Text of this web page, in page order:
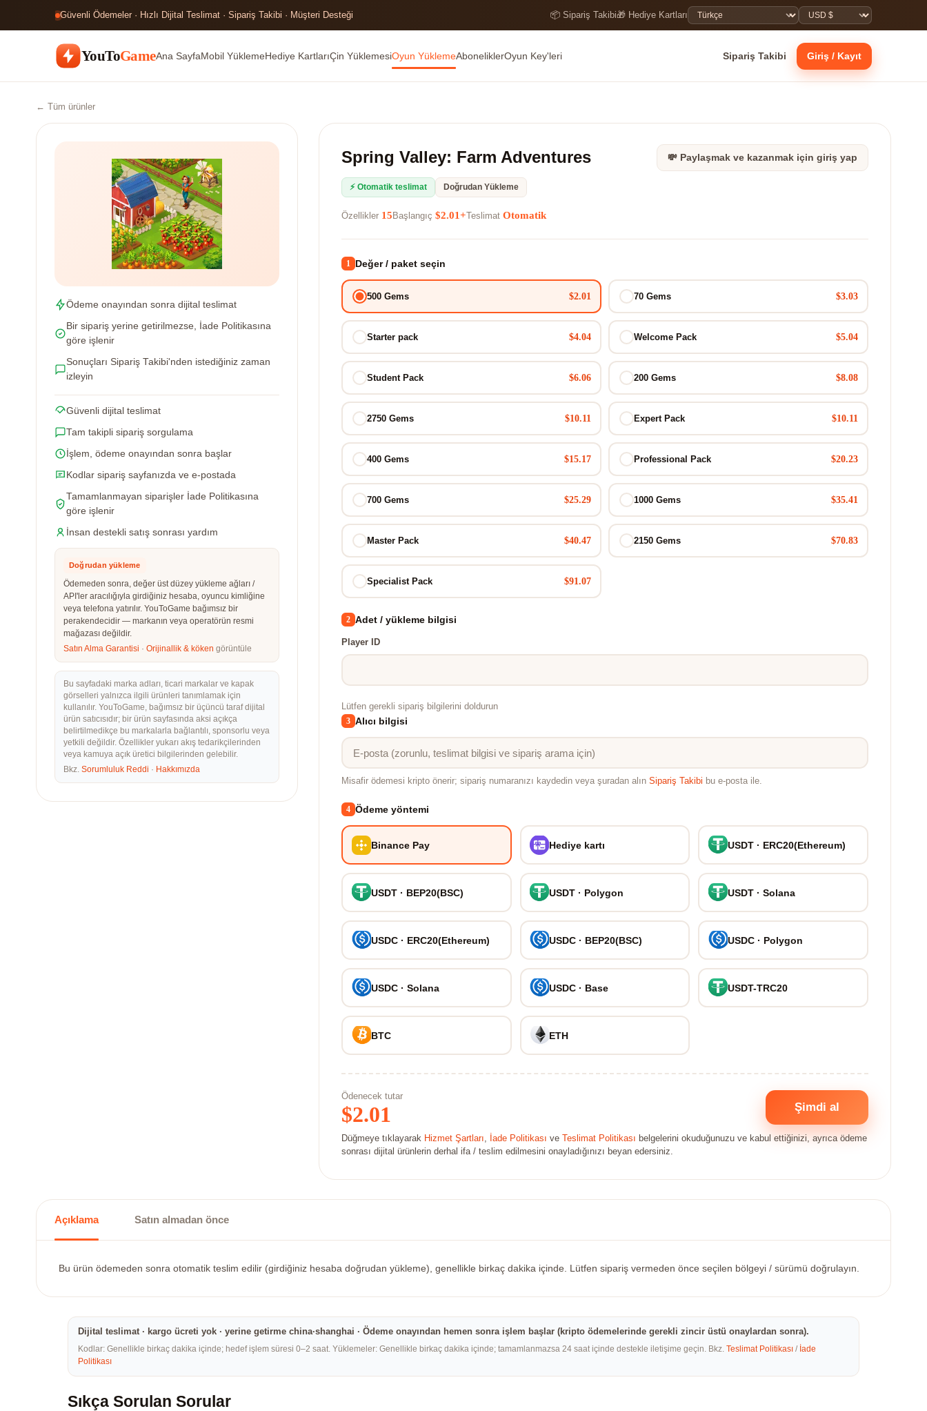
Güvenli Ödemeler · Hızlı Dijital Teslimat · Sipariş Takibi · Müşteri Desteği 📦 Sipariş Takibi🎁 Hediye Kartları
YouToGameAna SayfaMobil YüklemeHediye KartlarıÇin YüklemesiOyun YüklemeAboneliklerOyun Key'leri Sipariş Takibi Giriş / Kayıt
← Tüm ürünler
Ödeme onayından sonra dijital teslimat
Bir sipariş yerine getirilmezse, İade Politikasına
göre işlenir
Sonuçları Sipariş Takibi'nden istediğiniz zaman
izleyin
Güvenli dijital teslimat
Tam takipli sipariş sorgulama
İşlem, ödeme onayından sonra başlar
Kodlar sipariş sayfanızda ve e-postada
Tamamlanmayan siparişler İade Politikasına
göre işlenir
İnsan destekli satış sonrası yardım
Doğrudan yükleme
Ödemeden sonra, değer üst düzey yükleme ağları /
API'ler aracılığıyla girdiğiniz hesaba, oyuncu kimliğine
veya telefona yatırılır. YouToGame bağımsız bir
perakendecidir — markanın veya operatörün resmi
mağazası değildir.
Satın Alma Garantisi · Orijinallik & köken görüntüle
Bu sayfadaki marka adları, ticari markalar ve kapak
görselleri yalnızca ilgili ürünleri tanımlamak için
kullanılır. YouToGame, bağımsız bir üçüncü taraf dijital
ürün satıcısıdır; bir ürün sayfasında aksi açıkça
belirtilmedikçe bu markalarla bağlantılı, sponsorlu veya
yetkili değildir. Özellikler yukarı akış tedarikçilerinden
veya kamuya açık üretici bilgilerinden gelebilir.
Bkz. Sorumluluk Reddi · Hakkımızda
💸 Paylaşmak ve kazanmak için giriş yap
Spring Valley: Farm Adventures
⚡ Otomatik teslimat Doğrudan Yükleme
Özellikler 15 Başlangıç $2.01+Teslimat Otomatik
1 Değer / paket seçin
500 Gems $2.01 70 Gems $3.03
Starter pack $4.04 Welcome Pack $5.04
Student Pack $6.06 200 Gems $8.08
2750 Gems $10.11 Expert Pack $10.11
400 Gems $15.17 Professional Pack $20.23
700 Gems $25.29 1000 Gems $35.41
Master Pack $40.47 2150 Gems $70.83
Specialist Pack $91.07
2 Adet / yükleme bilgisi
Player ID
Lütfen gerekli sipariş bilgilerini doldurun
3 Alıcı bilgisi
Misafir ödemesi kripto önerir; sipariş numaranızı kaydedin veya şuradan alın Sipariş Takibi bu e-posta ile.
4 Ödeme yöntemi
Binance Pay Hediye kartı USDT · ERC20(Ethereum)
USDT · BEP20(BSC) USDT · Polygon USDT · Solana
USDC · ERC20(Ethereum) USDC · BEP20(BSC) USDC · Polygon
USDC · Solana USDC · Base USDT-TRC20
BTC ETH
Ödenecek tutar
$2.01 Şimdi al
Düğmeye tıklayarak Hizmet Şartları, İade Politikası ve Teslimat Politikası belgelerini okuduğunuzu ve kabul ettiğinizi, ayrıca ödeme
sonrası dijital ürünlerin derhal ifa / teslim edilmesini onayladığınızı beyan edersiniz.
Açıklama Satın almadan önce
Bu ürün ödemeden sonra otomatik teslim edilir (girdiğiniz hesaba doğrudan yükleme), genellikle birkaç dakika içinde. Lütfen sipariş vermeden önce seçilen bölgeyi / sürümü doğrulayın.
Dijital teslimat · kargo ücreti yok · yerine getirme china·shanghai · Ödeme onayından hemen sonra işlem başlar (kripto ödemelerinde gerekli zincir üstü onaylardan sonra).
Kodlar: Genellikle birkaç dakika içinde; hedef işlem süresi 0–2 saat. Yüklemeler: Genellikle birkaç dakika içinde; tamamlanmazsa 24 saat içinde destekle iletişime geçin. Bkz. Teslimat Politikası / İade
Politikası
Sıkça Sorulan Sorular